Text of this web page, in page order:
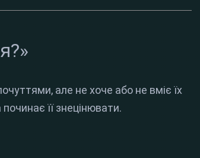
але не хоче або не вміє їх
її знецінювати.